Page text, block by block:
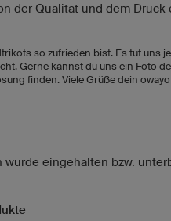
der Qualität und dem Druck
so zufrieden bist. Es tut uns
Gerne kannst du uns ein Foto
finden. Viele Grüße dein owayo
eingehalten bzw.